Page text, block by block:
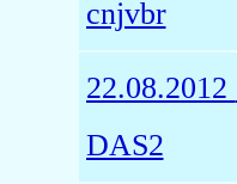
cnjvbr
22.08.2012
DAS2